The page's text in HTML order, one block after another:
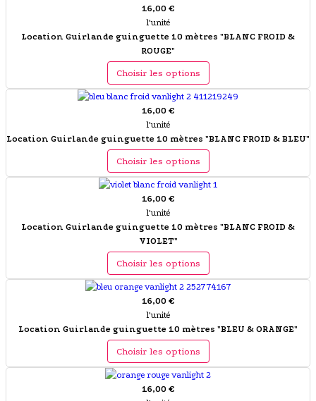
16,00 €
l'unité
Location Guirlande guinguette 10 mètres "BLANC FROID &
ROUGE"
Choisir les options
16,00 €
l'unité
Location Guirlande guinguette 10 mètres "BLANC FROID & BLEU"
Choisir les options
16,00 €
l'unité
Location Guirlande guinguette 10 mètres "BLANC FROID &
VIOLET"
Choisir les options
16,00 €
l'unité
Location Guirlande guinguette 10 mètres "BLEU & ORANGE"
Choisir les options
16,00 €